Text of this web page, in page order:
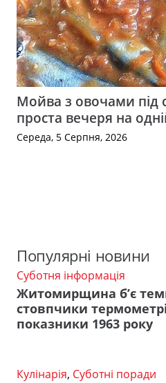
Мойва з овочами під
проста вечеря на
Середа, 5 Серпня, 2026
Популярні новини
Суботня інформація
Житомирщина б’є
стовпчики
показники 1963 року
Кулінарія, Суботні поради